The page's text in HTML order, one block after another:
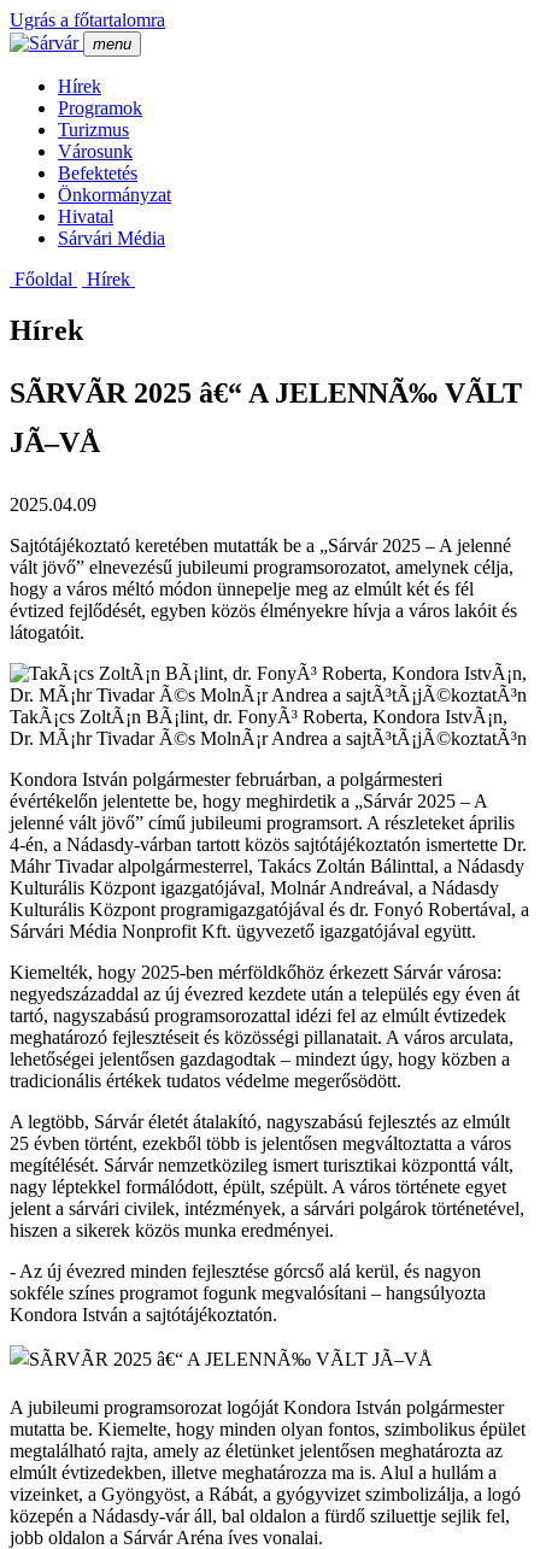
Ugrás a főtartalomra
menu
Hí­rek
Programok
Turizmus
Városunk
Befektetés
Önkormányzat
Hivatal
Sárvári Média
Főoldal
Hí­rek
Hírek
SÃRVÃR 2025 â€“ A JELENNÃ‰ VÃLT
JÃ–VÅ
2025.04.09
Sajtótájékoztató keretében mutatták be a „Sárvár 2025 – A jelenné
vált jövő” elnevezésű jubileumi programsorozatot, amelynek célja,
hogy a város méltó módon ünnepelje meg az elmúlt két és fél
évtized fejlődését, egyben közös élményekre hívja a város lakóit és
látogatóit.
TakÃ¡cs ZoltÃ¡n BÃ¡lint, dr. FonyÃ³ Roberta, Kondora IstvÃ¡n,
Dr. MÃ¡hr Tivadar Ã©s MolnÃ¡r Andrea a sajtÃ³tÃ¡jÃ©koztatÃ³n
Kondora István polgármester februárban, a polgármesteri
évértékelőn jelentette be, hogy meghirdetik a „Sárvár 2025 – A
jelenné vált jövő” című jubileumi programsort. A részleteket április
4-én, a Nádasdy-várban tartott közös sajtótájékoztatón ismertette Dr.
Máhr Tivadar alpolgármesterrel, Takács Zoltán Bálinttal, a Nádasdy
Kulturális Központ igazgatójával, Molnár Andreával, a Nádasdy
Kulturális Központ programigazgatójával és dr. Fonyó Robertával, a
Sárvári Média Nonprofit Kft. ügyvezető igazgatójával együtt.
Kiemelték, hogy 2025-ben mérföldkőhöz érkezett Sárvár városa:
negyedszázaddal az új évezred kezdete után a település egy éven át
tartó, nagyszabású programsorozattal idézi fel az elmúlt évtizedek
meghatározó fejlesztéseit és közösségi pillanatait. A város arculata,
lehetőségei jelentősen gazdagodtak – mindezt úgy, hogy közben a
tradicionális értékek tudatos védelme megerősödött.
A legtöbb, Sárvár életét átalakító, nagyszabású fejlesztés az elmúlt
25 évben történt, ezekből több is jelentősen megváltoztatta a város
megítélését. Sárvár nemzetközileg ismert turisztikai központtá vált,
nagy léptekkel formálódott, épült, szépült. A város története egyet
jelent a sárvári civilek, intézmények, a sárvári polgárok történetével,
hiszen a sikerek közös munka eredményei.
- Az új évezred minden fejlesztése górcső alá kerül, és nagyon
sokféle színes programot fogunk megvalósítani – hangsúlyozta
Kondora István a sajtótájékoztatón.
A jubileumi programsorozat logóját Kondora István polgármester
mutatta be. Kiemelte, hogy minden olyan fontos, szimbolikus épület
megtalálható rajta, amely az életünket jelentősen meghatározta az
elmúlt évtizedekben, illetve meghatározza ma is. Alul a hullám a
vizeinket, a Gyöngyöst, a Rábát, a gyógyvizet szimbolizálja, a logó
közepén a Nádasdy-vár áll, bal oldalon a fürdő sziluettje sejlik fel,
jobb oldalon a Sárvár Aréna íves vonalai.